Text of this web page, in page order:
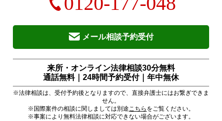
メール相談予約受付
来所・オンライン法律相談30分無料
通話無料｜24時間予約受付｜ 年中無休
※法律相談は、受付予約後となりますので、直接弁護士にはお繋ぎできま
せん。
※国際案件の相談に関しましては別途こちら をご覧ください。
※事案により無料法律相談に対応できない場合がございます。